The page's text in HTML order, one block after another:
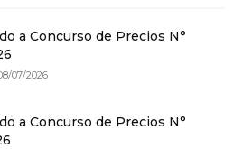
a Concurso de Precios N°
07/2026
a Concurso de Precios N°